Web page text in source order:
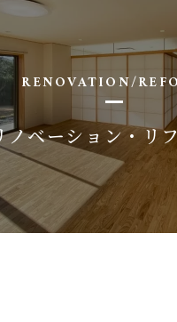
RENOVATION/
ノベーション・リ